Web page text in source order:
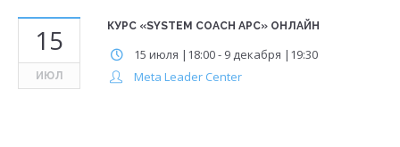
15
ИЮЛ
КУРС «SYSTEM COACH APC» ОНЛАЙН
15 июля |18:00- 9 декабря |19:30
Meta Leader Center